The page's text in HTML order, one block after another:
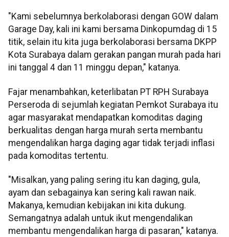
"Kami sebelumnya berkolaborasi dengan GOW dalam
Garage Day, kali ini kami bersama Dinkopumdag di 15
titik, selain itu kita juga berkolaborasi bersama DKPP
Kota Surabaya dalam gerakan pangan murah pada hari
ini tanggal 4 dan 11 minggu depan," katanya.
Fajar menambahkan, keterlibatan PT RPH Surabaya
Perseroda di sejumlah kegiatan Pemkot Surabaya itu
agar masyarakat mendapatkan komoditas daging
berkualitas dengan harga murah serta membantu
mengendalikan harga daging agar tidak terjadi inflasi
pada komoditas tertentu.
"Misalkan, yang paling sering itu kan daging, gula,
ayam dan sebagainya kan sering kali rawan naik.
Makanya, kemudian kebijakan ini kita dukung.
Semangatnya adalah untuk ikut mengendalikan
membantu mengendalikan harga di pasaran," katanya.